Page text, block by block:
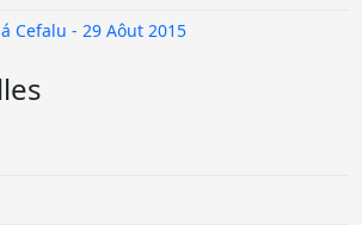
Cefalu - 29 Aôut 2015